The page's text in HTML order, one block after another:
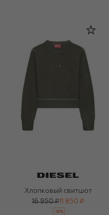
Хлопковый свитшот
16 950 ₽11 850 ₽
-30%